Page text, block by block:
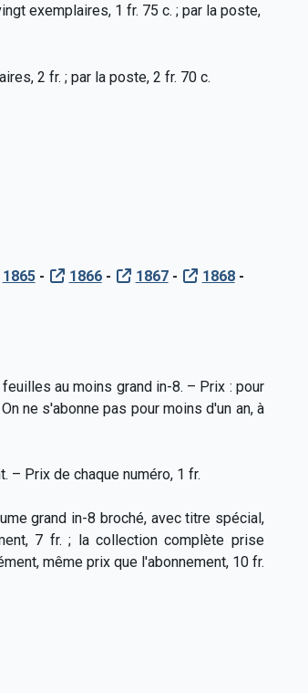
exemplaires, 1 fr. 75 c. ; par la poste,
2 fr. ; par la poste, 2 fr. 70 c.
1865- 1866- 1867- 1868-
au moins grand in-8. – Prix : pour
ne s'abonne pas pour moins d'un an, à
– Prix de chaque numéro, 1 fr.
grand in-8 broché, avec titre spécial,
7 fr. ; la collection complète prise
même prix que l'abonnement, 10 fr.